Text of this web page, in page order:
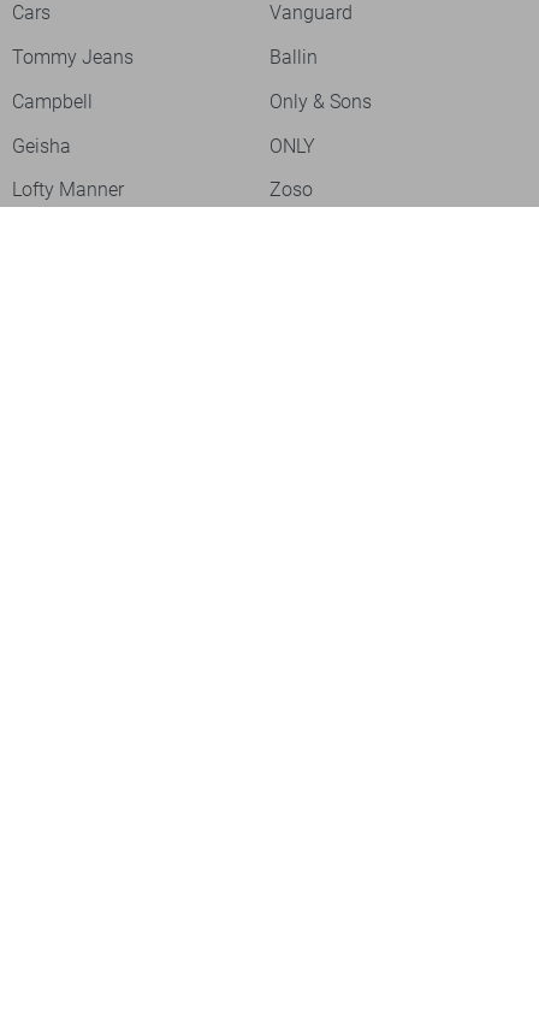
Cars
Vanguard
Tommy Jeans
Ballin
Campbell
Only & Sons
Geisha
ONLY
Lofty Manner
Zoso